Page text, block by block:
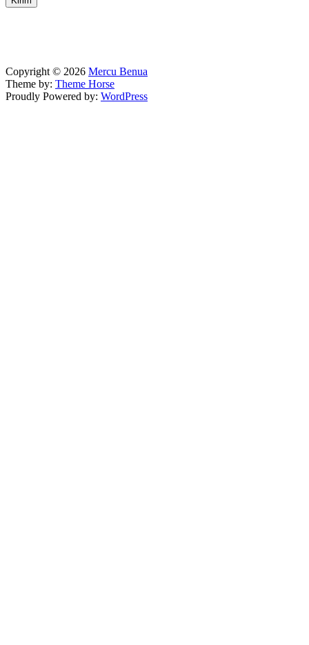
Copyright © 2026 Mercu Benua
Theme by: Theme Horse
Proudly Powered by: WordPress